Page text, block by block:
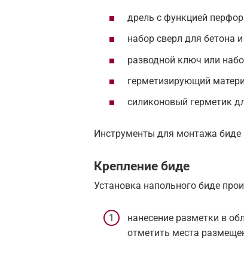
дрель с функцией
набор сверл для бетона
разводной ключ или
герметизирующий
силиконовый герметик
Инструменты для монтажа биде
Крепление биде
Установка напольного биде
нанесение разметки в
отметить места